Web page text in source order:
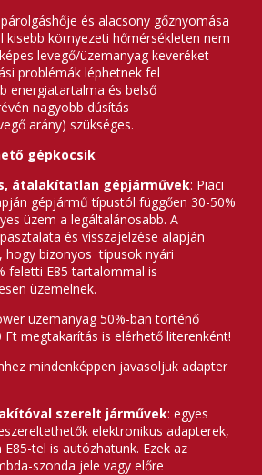
és alacsony gőznyomása
kisebb környezeti hőmérsékleten nem
levegő/üzemanyag keveréket –
problémák léphetnek fel
energiatartalma és belső
nagyobb dúsítás
arány) szükséges.
gépkocsik
átalakítatlan gépjárművek: Piaci
gépjármű típustól függően 30-50%
üzem a legáltalánosabb. A
és visszajelzése alapján
hogy bizonyos típusok nyári
feletti E85 tartalommal is
üzemelnek.
üzemanyag 50%-ban történő
Ft megtakarítás is elérhető literenként!
mindenképpen javasoljuk adapter
szerelt járművek: egyes
elektronikus adapterek,
tel is autózhatunk. Ezek az
szonda jele vagy előre